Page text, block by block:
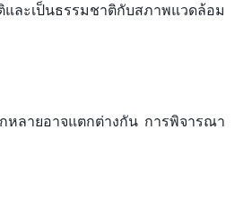
ละเป็นธรรมชาติกับสภาพแวดล้อม
หลายอาจแตกต่างกัน การพิจารณา